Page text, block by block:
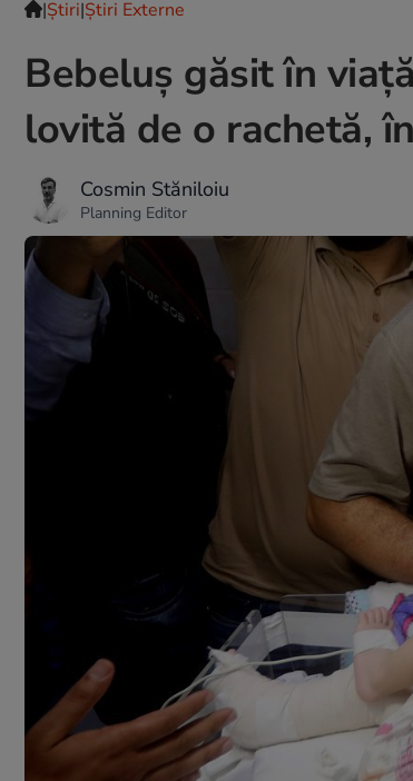
|Ştiri|Știri Externe
Bebeluș găsit în
lovită de o rachetă,
Cosmin Stăniloiu
Planning Editor